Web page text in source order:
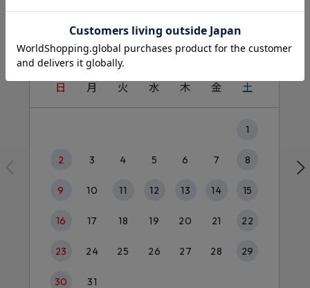
8月
日 月 火 水 木 金 土
1
2 3 4 5 6 7 8
9 10 11 12 13 14 15
16 17 18 19 20 21 22
23 24 25 26 27 28 29
30 31